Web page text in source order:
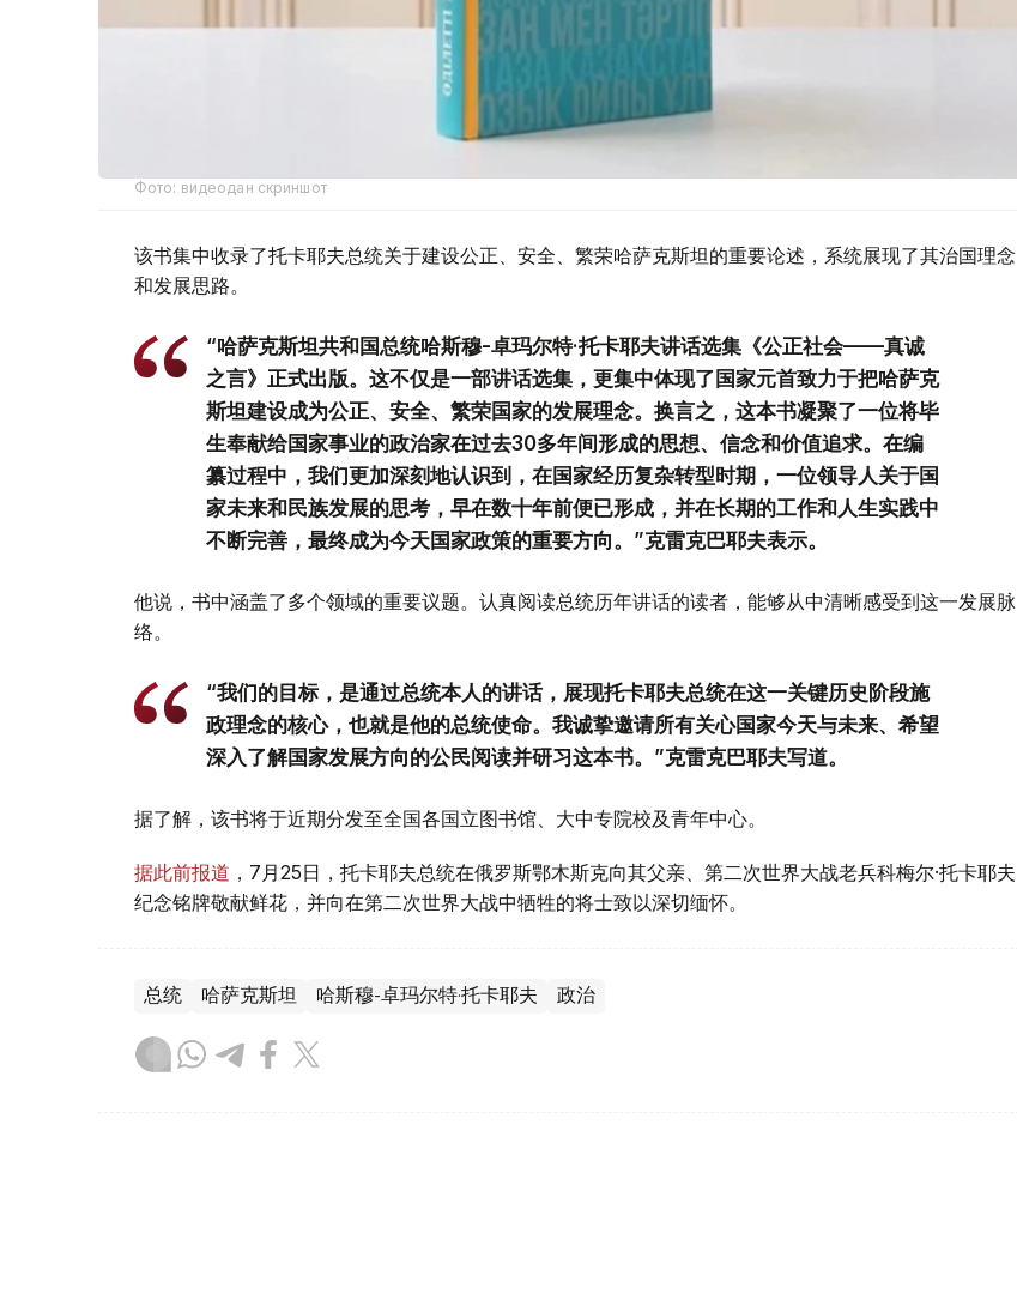
Фото: видеодан скриншот
该书集中收录了托卡耶夫总统关于建设公正、安全、繁荣哈萨克斯坦的重要论述，系统展现了其治国理念
和发展思路。
“哈萨克斯坦共和国总统哈斯穆-卓玛尔特·托卡耶夫讲话选集《公正社会——真诚
之言》正式出版。这不仅是一部讲话选集，更集中体现了国家元首致力于把哈萨克
斯坦建设成为公正、安全、繁荣国家的发展理念。换言之，这本书凝聚了一位将毕
生奉献给国家事业的政治家在过去30多年间形成的思想、信念和价值追求。在编
纂过程中，我们更加深刻地认识到，在国家经历复杂转型时期，一位领导人关于国
家未来和民族发展的思考，早在数十年前便已形成，并在长期的工作和人生实践中
不断完善，最终成为今天国家政策的重要方向。”克雷克巴耶夫表示。
他说，书中涵盖了多个领域的重要议题。认真阅读总统历年讲话的读者，能够从中清晰感受到这一发展脉
络。
“我们的目标，是通过总统本人的讲话，展现托卡耶夫总统在这一关键历史阶段施
政理念的核心，也就是他的总统使命。我诚挚邀请所有关心国家今天与未来、希望
深入了解国家发展方向的公民阅读并研习这本书。”克雷克巴耶夫写道。
据了解，该书将于近期分发至全国各国立图书馆、大中专院校及青年中心。
据此前报道 ，7月25日，托卡耶夫总统在俄罗斯鄂木斯克向其父亲、第二次世界大战老兵科梅尔·托卡耶夫
纪念铭牌敬献鲜花，并向在第二次世界大战中牺牲的将士致以深切缅怀。
总统 哈萨克斯坦 哈斯穆-卓玛尔特·托卡耶夫 政治